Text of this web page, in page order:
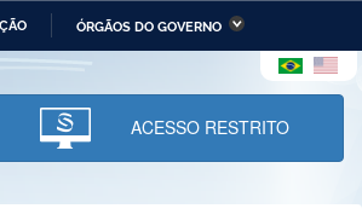
ÓRGÃOS DO GOVERNO
Ministério da Infraestrutura
Ministério da Ciência,
Tecnologia, Inovações e
Comunicações
ACESSO RESTRITO